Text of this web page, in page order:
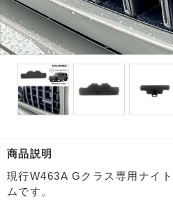
商品説明
現行W463A Gクラス専用ナイ
ムです。